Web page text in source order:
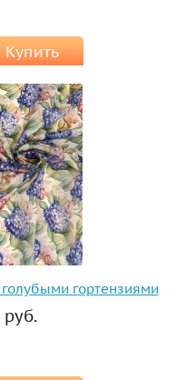
Купить
гортензиями
руб.